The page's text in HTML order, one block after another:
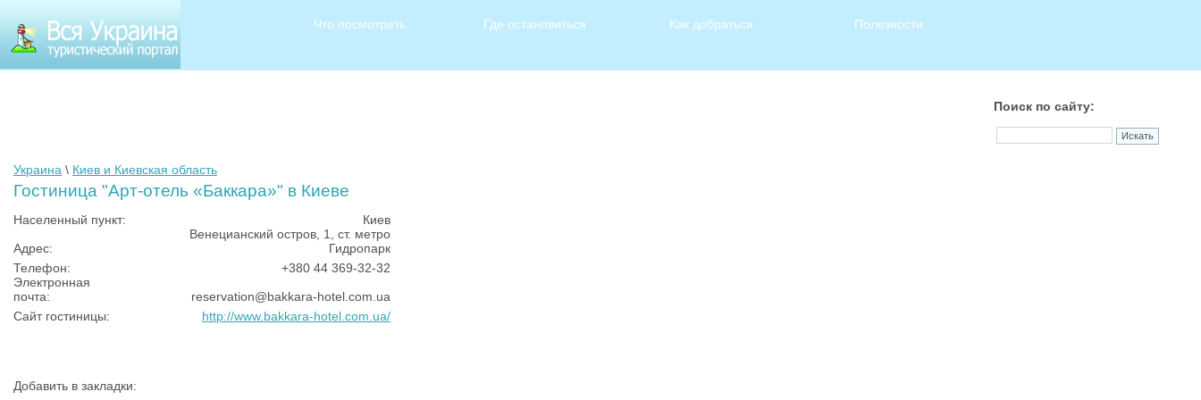
Что посмотреть Где остановиться Как добраться Полезности
Украина \ Киев и Киевская область
Гостиница "Арт-отель «Баккара»" в Киеве
Населенный пункт:
Киев
Адрес:
Венецианский остров, 1, ст. метро
Гидропарк
Телефон:
+380 44 369-32-32
Электронная
почта:
reservation@bakkara-hotel.com.ua
Сайт гостиницы:
http://www.bakkara-hotel.com.ua/
Добавить в закладки:
Поиск по сайту: